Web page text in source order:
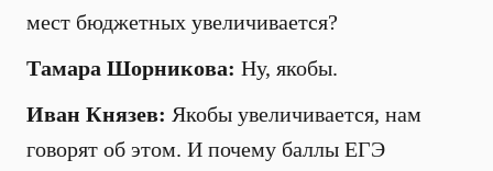
мест бюджетных увеличивается?
Тамара Шорникова: Ну, якобы.
Иван Князев: Якобы увеличивается, нам
говорят об этом. И почему баллы ЕГЭ